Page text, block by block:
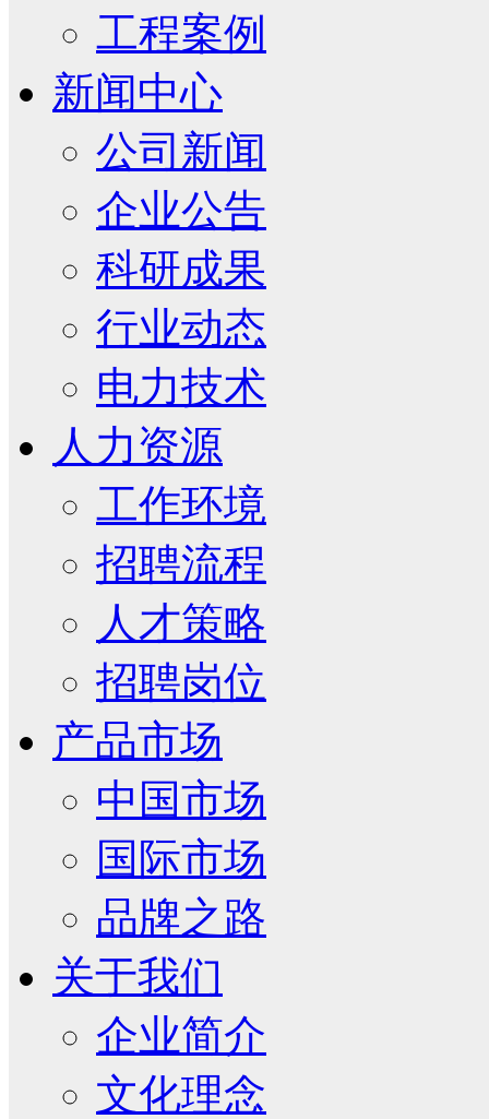
工程案例
新闻中心
公司新闻
企业公告
科研成果
行业动态
电力技术
人力资源
工作环境
招聘流程
人才策略
招聘岗位
产品市场
中国市场
国际市场
品牌之路
关于我们
企业简介
文化理念